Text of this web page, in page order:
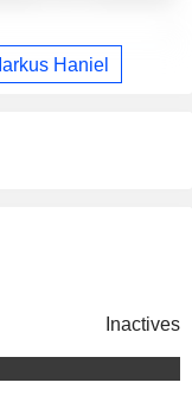
Haniel
Inactives